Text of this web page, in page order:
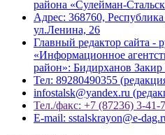
района «Сулейман-
Адрес: 368760,
ул.Ленина, 26
Главный редактор сайта -
«Информационное
район»: Бидирханов
Тел: 89280490355
infostalsk@yandex.ru
Тел./факс: +7 (87236) 3-
E-mail: sstalskrayon@e-